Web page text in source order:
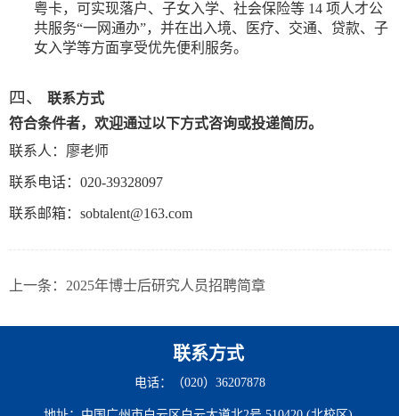
粤卡，可实现落户、子女入学、社会保险等 14 项人才公
共服务“一网通办”，并在出入境、医疗、交通、贷款、子
女入学等方面享受优先便利服务。
四、
联系方式
符合条件者，欢迎通过以下方式咨询或投递简历。
联系人：廖老师
联系电话： 020-39328097
联系邮箱： sobtalent@163.com
上一条： 2025年博士后研究人员招聘简章
联系方式
电话：（020）36207878